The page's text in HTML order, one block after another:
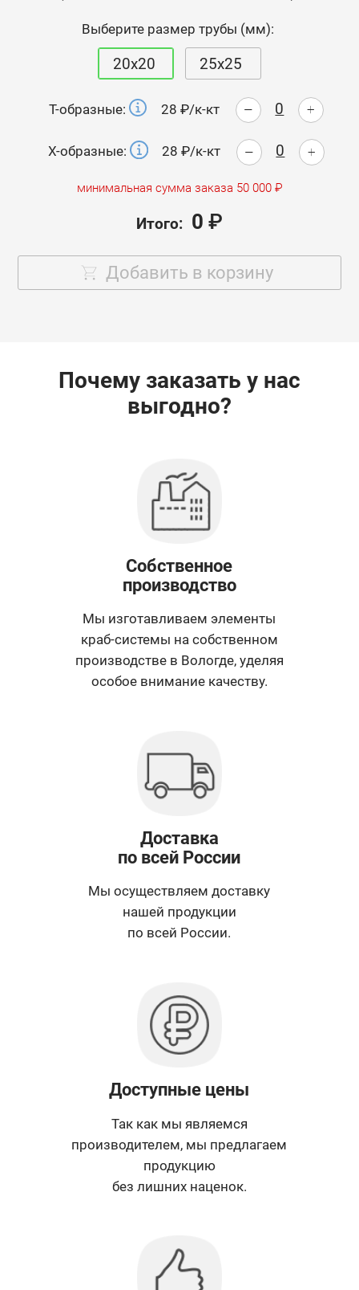
Выберите размер трубы (мм):
20х20 25х25
Т-образные: 28 ₽/к-кт - +
Х-образные: 28 ₽/к-кт - +
минимальная сумма заказа 50 000 ₽
Итого: 0 ₽
Добавить в корзину
Почему заказать у нас
выгодно?
Собственное
производство
Мы изготавливаем элементы
краб-системы на собственном
производстве в Вологде, уделяя
особое внимание качеству.
Доставка
по всей России
Мы осуществляем доставку
нашей продукции
по всей России.
Доступные цены
Так как мы являемся
производителем, мы предлагаем
продукцию
без лишних наценок.